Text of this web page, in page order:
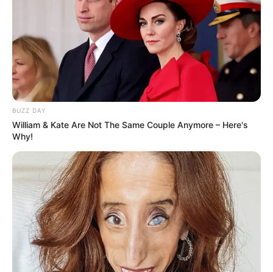
Serem! 9 Chat Ojek Online &
Pelanggan Ini Bikin Auto
Merinding
Bikin Ngakak, 10 Potret
Cosplay Murah Pakai Bahan
Seadanya
BUZZ DAY
William & Kate Are Not The Same Couple Anymore – Here's
Why!